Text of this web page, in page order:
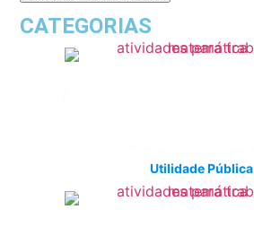
CATEGORIAS
Utilidade Pública